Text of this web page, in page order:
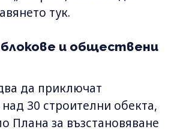
тук.
и обществени
да приключат
30 строителни обекта,
Плана за възстановяване